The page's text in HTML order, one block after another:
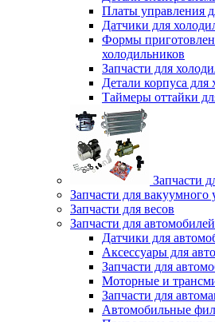
Платы управления
Датчики для
Формы
холодильников
Запчасти для
Детали корпуса для
Таймеры оттайки
Запчасти
Запчасти для вакуумного
Запчасти для весов
Запчасти для автомобилей
Датчики для
Аксессуары для
Запчасти для
Моторные и
Запчасти для
Автомобильные